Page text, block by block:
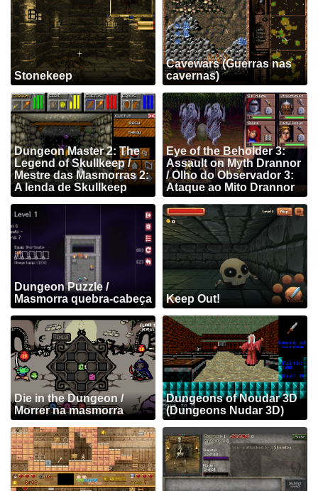
Stonekeep
Cavewars (Guerras nas
cavernas)
Dungeon Master 2: The
Legend of Skullkeep /
Mestre das Masmorras 2:
A lenda de Skullkeep
Eye of the Beholder 3:
Assault on Myth Drannor
/ Olho do Observador 3:
Ataque ao Mito Drannor
Dungeon Puzzle /
Masmorra quebra-cabeça
Keep Out!
Die in the Dungeon /
Morrer na masmorra
Dungeons of Noudar 3D
(Dungeons Nudar 3D)